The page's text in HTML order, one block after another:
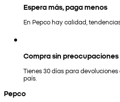
Espera más, paga menos
En Pepco hay calidad,
Compra sin preocupaciones
Tienes 30 días para
país.
Pepco